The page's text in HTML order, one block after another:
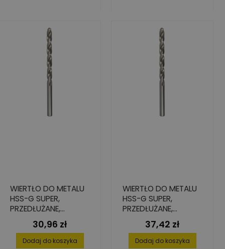
WIERTŁO DO METALU
HSS-G SUPER,
PRZEDŁUŻANE,
10,0X121/184
Cena
30,96 zł
Dodaj do koszyka
WIERTŁO DO METALU
HSS-G SUPER,
PRZEDŁUŻANE,
11,0X128/195
Cena
37,42 zł
Dodaj do koszyka